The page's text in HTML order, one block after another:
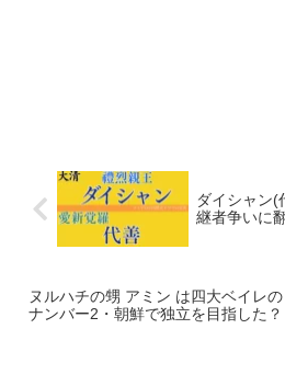
ダイシャン(
継者争いに
ヌルハチの甥 アミン は四大ベイレの
ナンバー2・朝鮮で独立を目指した？